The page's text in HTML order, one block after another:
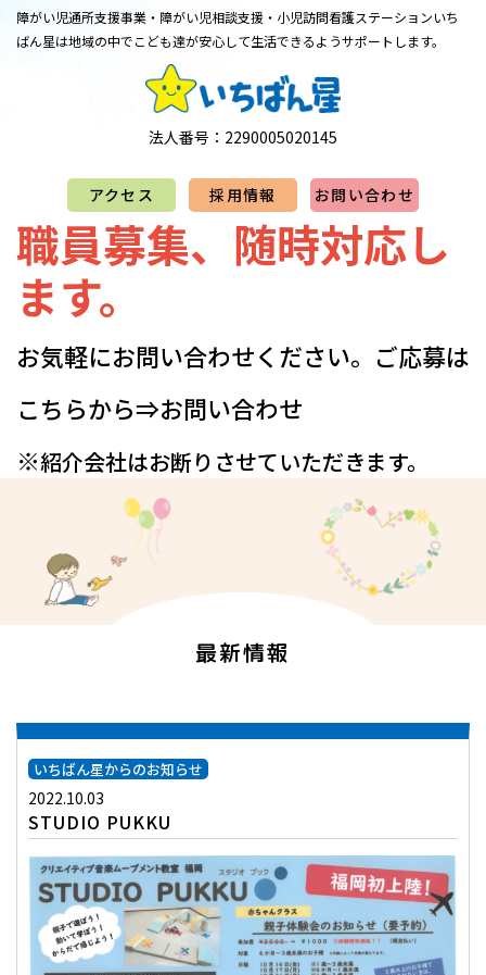
障がい児通所支援事業・障がい児相談支援・小児訪問看護ステーション​​​​​​​いち
ばん星は地域の中でこども達が安心して生活できるようサポートします。
法人番号：2290005020145
アクセス 採用情報 お問い合わせ
職員募集、随時対応し
ます。
お気軽にお問い合わせください。​​​​​​​​​ご応募は
こちらから⇒お問い合わせ
※紹介会社はお断りさせていただきます。
最新情報
いちばん星からのお知らせ
2022.10.03
STUDIO PUKKU